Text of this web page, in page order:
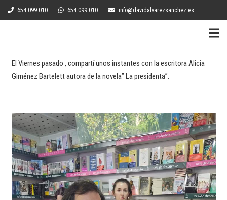
654 099 010 654 099 010 info@davidalvarezsanchez.es
El Viernes pasado , compartí unos instantes con la escritora Alicia
Giménez Bartelett autora de la novela” La presidenta”.